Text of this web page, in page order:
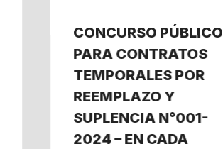
CONCURSO PÚBLICO
PARA CONTRATOS
TEMPORALES POR
REEMPLAZO Y
SUPLENCIA N°001-
2024 – EN CADA